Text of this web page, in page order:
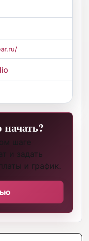
начать?
шаге
и задать
и график.